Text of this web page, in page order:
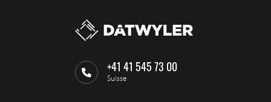
+41 41 545 73 00
Suisse